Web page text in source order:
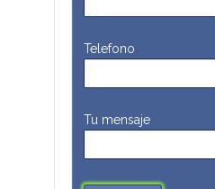
Telefono
Tu mensaje